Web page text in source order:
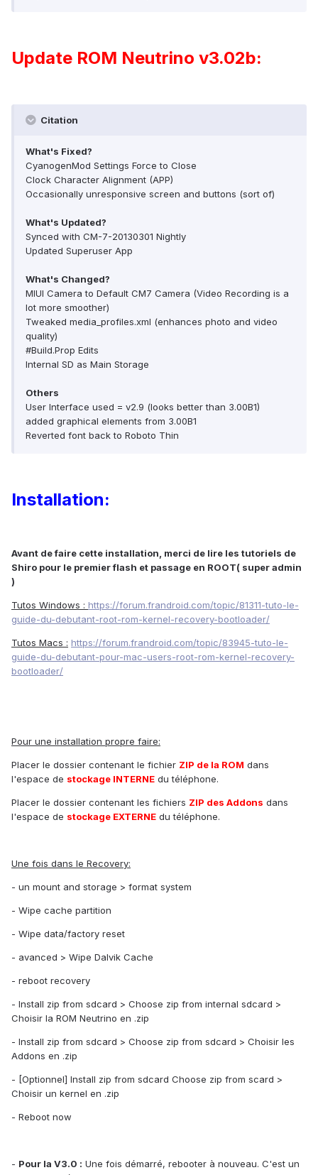
Update ROM Neutrino v3.02b:
Citation
What's Fixed?
CyanogenMod Settings Force to Close
Clock Character Alignment (APP)
Occasionally unresponsive screen and buttons (sort of)
What's Updated?
Synced with CM-7-20130301 Nightly
Updated Superuser App
What's Changed?
MIUI Camera to Default CM7 Camera (Video Recording is a
lot more smoother)
Tweaked media_profiles.xml (enhances photo and video
quality)
#Build.Prop Edits
Internal SD as Main Storage
Others
User Interface used = v2.9 (looks better than 3.00B1)
added graphical elements from 3.00B1
Reverted font back to Roboto Thin
Installation:
Avant de faire cette installation, merci de lire les tutoriels de
Shiro pour le premier flash et passage en ROOT( super admin
)
Tutos Windows : https://forum.frandroid.com/topic/81311-tuto-le-
guide-du-debutant-root-rom-kernel-recovery-bootloader/
Tutos Macs : https://forum.frandroid.com/topic/83945-tuto-le-
guide-du-debutant-pour-mac-users-root-rom-kernel-recovery-
bootloader/
Pour une installation propre faire:
Placer le dossier contenant le fichier ZIP de la ROM dans
l'espace de stockage INTERNE du téléphone.
Placer le dossier contenant les fichiers ZIP des Addons dans
l'espace de stockage EXTERNE du téléphone.
Une fois dans le Recovery:
- un mount and storage > format system
- Wipe cache partition
- Wipe data/factory reset
- avanced > Wipe Dalvik Cache
- reboot recovery
- Install zip from sdcard > Choose zip from internal sdcard >
Choisir la ROM Neutrino en .zip
- Install zip from sdcard > Choose zip from sdcard > Choisir les
Addons en .zip
- [Optionnel] Install zip from sdcard Choose zip from scard >
Choisir un kernel en .zip
- Reboot now
- Pour la V3.0 : Une fois démarré, rebooter à nouveau. C'est un